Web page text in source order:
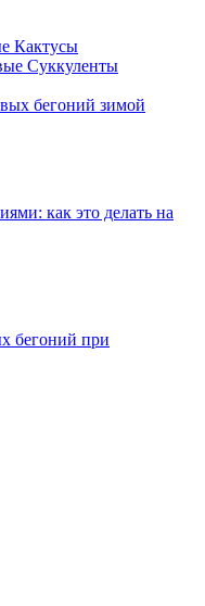
Кактусы
Суккуленты
бегоний зимой
как это делать на
бегоний при